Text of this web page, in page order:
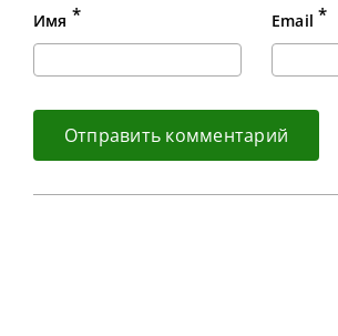
Имя * Email *